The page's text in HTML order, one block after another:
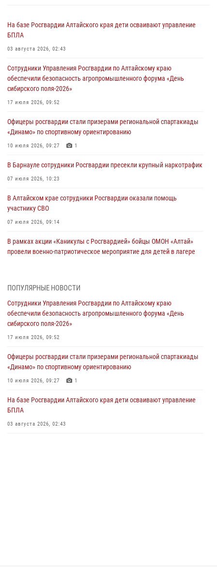
На базе Росгвардии Алтайского края дети осваивают управление
БПЛА
03 августа 2026, 02:43
Сотрудники Управления Росгвардии по Алтайскому краю
обеспечили безопасность агропромышленного форума «День
сибирского поля-2026»
17 июля 2026, 09:52
Офицеры росгвардии стали призерами региональной спартакиады
«Динамо» по спортивному ориентированию
10 июля 2026, 09:27 1
В Барнауле сотрудники Росгвардии пресекли крупный наркотрафик
07 июля 2026, 10:23
В Алтайском крае сотрудники Росгвардии оказали помощь
участнику СВО
07 июля 2026, 09:14
В рамках акции «Каникулы с Росгвардией» бойцы ОМОН «Алтай»
провели военно-патриотическое мероприятие для детей в лагере
акции «Коробка храбрости»
Сотрудники Росгвардии провели встречу с юными пограничниками
03 июля 2026, 04:03
Управление Росгвардии по Алтайскому краю провело для детей
02 июля 2026, 00:55
В краевом управлении вневедомственной охраны Росгвардии по
ПОПУЛЯРНЫЕ НОВОСТИ
Сотрудники Управления Росгвардии по Алтайскому краю
обеспечили безопасность агропромышленного форума «День
сибирского поля-2026»
17 июля 2026, 09:52
Офицеры росгвардии стали призерами региональной спартакиады
«Динамо» по спортивному ориентированию
10 июля 2026, 09:27 1
На базе Росгвардии Алтайского края дети осваивают управление
БПЛА
03 августа 2026, 02:43